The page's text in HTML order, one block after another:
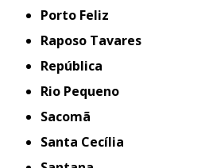
Porto Feliz
Raposo Tavares
República
Rio Pequeno
Sacomã
Santa Cecília